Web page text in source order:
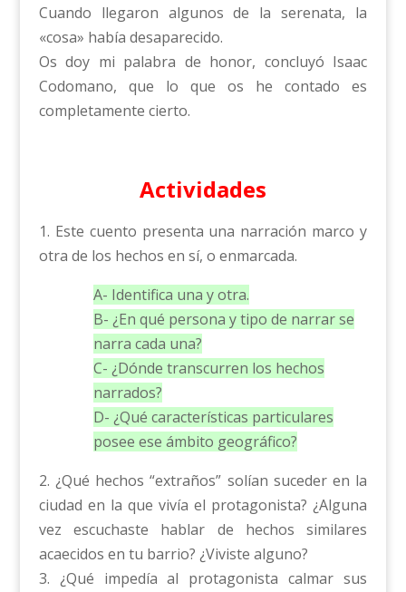
Cuando llegaron algunos de la serenata, la
«cosa» había desaparecido.
Os doy mi palabra de honor, concluyó Isaac
Codomano, que lo que os he contado es
completamente cierto.
Actividades
1. Este cuento presenta una narración marco y
otra de los hechos en sí, o enmarcada.
A- Identifica una y otra.
B- ¿En qué persona y tipo de narrar se
narra cada una?
C- ¿Dónde transcurren los hechos
narrados?
D- ¿Qué características particulares
posee ese ámbito geográfico?
2. ¿Qué hechos “extraños” solían suceder en la
ciudad en la que vivía el protagonista? ¿Alguna
vez escuchaste hablar de hechos similares
acaecidos en tu barrio? ¿Viviste alguno?
3. ¿Qué impedía al protagonista calmar sus